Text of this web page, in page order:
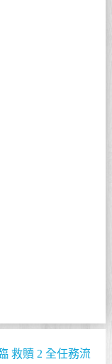
救贖 2 全任務流